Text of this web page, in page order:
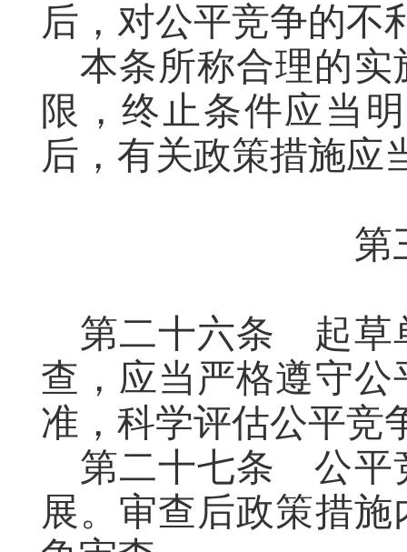
后，对公平竞争的不
本条所称合理的
限，终止条件应当
后 ，有关政策措施
第
第二十六条
起草
查， 应当 严格遵守
准，科学评估公平竞
第二十七条
公平
展。审查后政策措